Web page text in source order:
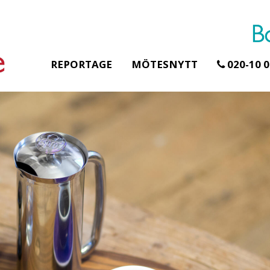
REPORTAGE MÖTESNYTT 020-10
Erbjudande från Åhus Seaside
SPA & Konferens
Åhus Seaside Take
Over erbjudande
Ta över ett helt hotell. På
stranden i Åhus. För grupper
erbjuder vi en full abonnering
av Åhus Seaside SPA &
Konferens. Under er vistelse är
hela hotellet ert ...
skogen ingår
Samla teamet för
skogsmiljö, endast
minuter från
bokar vårt